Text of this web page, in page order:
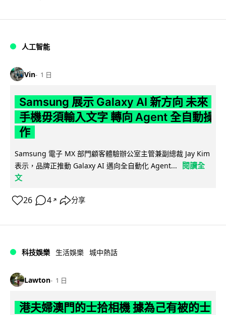
人工智能
Vin 1 日
Samsung 展示 Galaxy AI 新方向 未來
手機毋須輸入文字 轉向 Agent 全自動操
作
Samsung 電子 MX 部門顧客體驗辦公室主管兼副總裁 Jay Kim
表示，品牌正推動 Galaxy AI 邁向全自動化 Agent...
閱讀全
文
26 4 ↗ 分享
科技娛樂 生活娛樂 城中熱話
Lawton 1 日
港夫婦澳門的士拾相機 據為己有被的士